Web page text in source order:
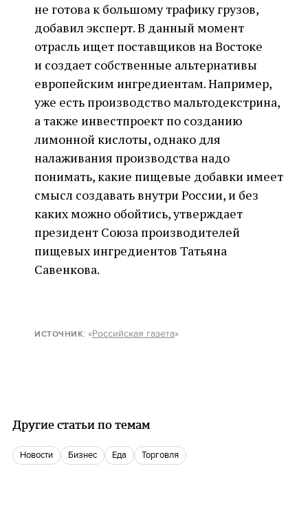
не готова к большому трафику грузов,
добавил эксперт. В данный момент
отрасль ищет поставщиков на Востоке
и создает собственные альтернативы
европейским ингредиентам. Например,
уже есть производство мальтодекстрина,
а также инвестпроект по созданию
лимонной кислоты, однако для
налаживания производства надо
понимать, какие пищевые добавки имеет
смысл создавать внутри России, и без
каких можно обойтись, утверждает
президент Союза производителей
пищевых ингредиентов Татьяна
Савенкова.
ИСТОЧНИК: «Российская газета»
Другие статьи по темам
новости бизнес еда торговля